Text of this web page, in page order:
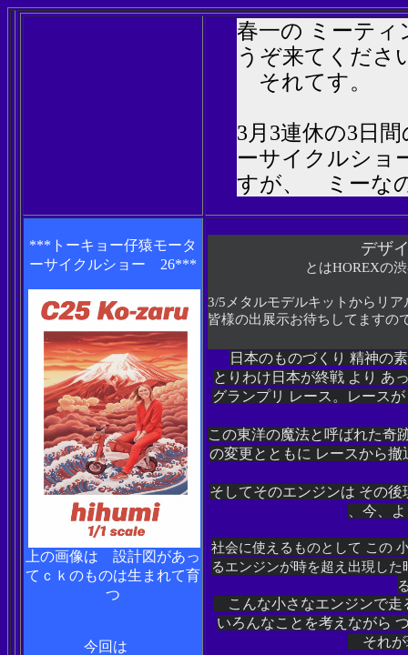
春一の ミーテ
うぞ来てくだ
それてす。
3月3連休の3日
ーサイクルショ
すが、 ミーな
***トーキョー仔猿モータ
ーサイクルショー 26***
上の画像は 設計図があっ
てｃｋのものは生まれて育
つ
今回は
デザ
とはHOREXの
3/5メタルモデルキットからリ
皆様の出展示お待ちしてますの
日本のものづくり 精神の
とりわけ日本が終戦 より あ
グランプリ レース。レース
この東洋の魔法と呼ばれた奇
の変更とともに レースから
そしてそのエンジンは その
、今、
社会に使えるものとして この
るエンジンが時を超え出現し
こんな小さなエンジンで走
いろんなことを考えながら
それが